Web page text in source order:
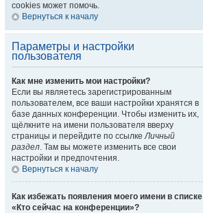
cookies может помочь.
Вернуться к началу
Параметры и настройки
пользователя
Как мне изменить мои настройки?
Если вы являетесь зарегистрированным
пользователем, все ваши настройки хранятся в
базе данных конференции. Чтобы изменить их,
щёлкните на имени пользователя вверху
страницы и перейдите по ссылкеЛичный
раздел. Там вы можете изменить все свои
настройки и предпочтения.
Вернуться к началу
Как избежать появления моего имени в списке
«Кто сейчас на конференции»?